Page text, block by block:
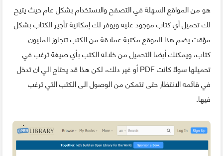
هو من المواقع السهلة في التصفح والاستخدام بشكل عام حيث يتيح
لك تحميل أي كتاب موجود عليه ويوفر لك إمكانية تأجير الكتاب بشكل
مؤقت يضم هذا الموقع مكتبة عملاقة من الكتب تتجاوز المليون
كتاب، ويمكنك أيضا التحميل من خلاله الكتب بأي صيغة ترغب في
تحميلها سواءً كانت PDF أو غير دلك، لكن هذا قد يحتاج الي ان تدخل
في قائمه الانتظار حتى تتمكن من الوصول الى الكتب التي ترغب
فيها.